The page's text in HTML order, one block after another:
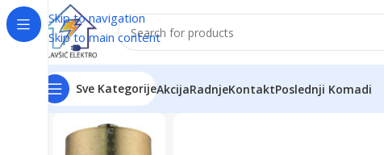
Skip to navigation
Skip to main content
Sve KategorijeAkcijaRadnjeKontaktPoslednji Komadi